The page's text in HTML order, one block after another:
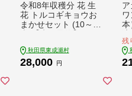
令和8年収穫分 花 生
花 トルコギキョウお
まかせセット (10～15
年8月下旬から順次発
送予定】 [花 生花 ト
秋田県東成瀬村
28,000 円
本
肌
感
ン
残